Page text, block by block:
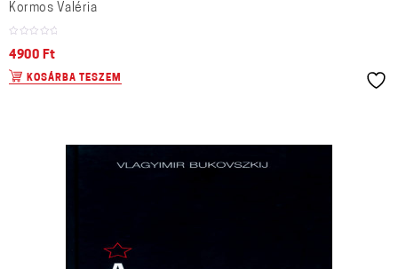
Kormos Valéria
4900 Ft
KOSÁRBA TESZEM